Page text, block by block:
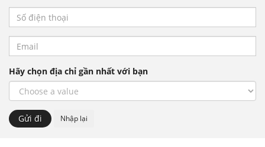
Hãy chọn địa chỉ gần nhất với bạn